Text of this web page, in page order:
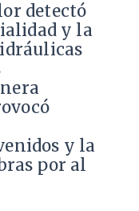
detectó
y la
y la
por al